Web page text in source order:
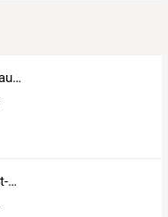
Thomas et Camille autour du monde
Tout par drone Ille-et-vilaine